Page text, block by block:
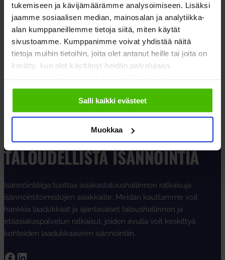
tukemiseen ja kävijämäärämme analysoimiseen. Lisäksi
jaamme sosiaalisen median, mainosalan ja analytiikka-
alan kumppaneillemme tietoja siitä, miten käytät
sivustoamme. Kumppanimme voivat yhdistää näitä
tietoja muihin tietoihin, joita olet antanut heille tai joita on
kerätty, kun olet käyttänyt heidän palvelujaan.
sallimiisi evästeisiin.
Salli kaikki evästeet
Muokkaa
neljännen torstain jälkeinen perjantai. Se on
etenkin Yhdysvalloissa, mutta nykyisin myös
Suomessa kauppojen joulusesongin…
LUE LISÄÄ
TALOUDELLISTA ISÄNNÖINTIÄ
Isännöintiliiga tuottaa asiakastaloushallinnon ratkaisuja
isännöintitoimistojen asiakkaille. Meidän kauttamme voit
hankkia laadukkaat ja ajantasaiset taloushallinnon ja
etäasiakaspalvelun ratkaisut, joiden avulla voit keskittyä
kohteiden laadukkaaseen isännöintiin.
Facebook LinkedIn